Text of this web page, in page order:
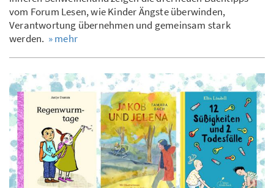
vom Forum Lesen, wie Kinder Ängste überwinden,
Verantwortung übernehmen und gemeinsam stark
werden. » mehr